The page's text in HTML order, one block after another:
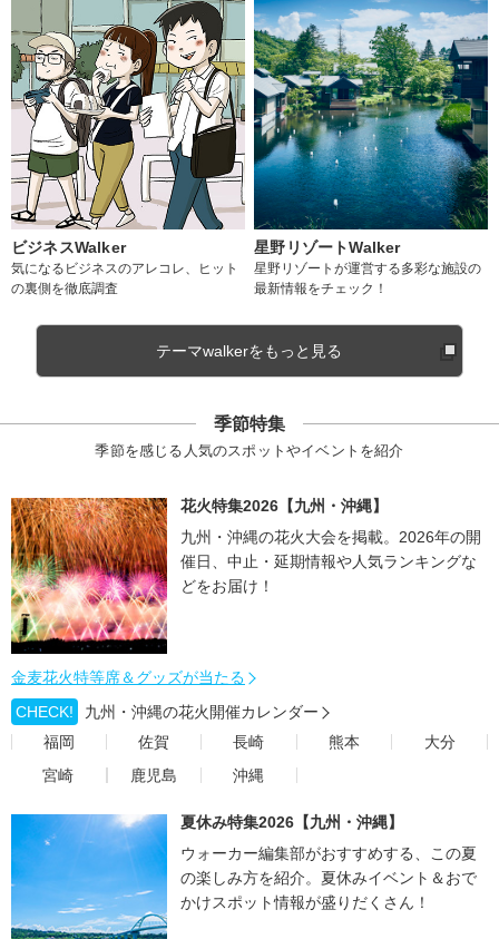
ビジネスWalker
気になるビジネスのアレコレ、ヒット
の裏側を徹底調査
星野リゾートWalker
星野リゾートが運営する多彩な施設の
最新情報をチェック！
テーマwalkerをもっと見る
季節特集
季節を感じる人気のスポットやイベントを紹介
花火特集2026【九州・沖縄】
九州・沖縄の花火大会を掲載。2026年の開
催日、中止・延期情報や人気ランキングな
どをお届け！
金麦花火特等席＆グッズが当たる
CHECK!
九州・沖縄の花火開催カレンダー
福岡
佐賀 長崎 熊本
大分
宮崎
鹿児島 沖縄
夏休み特集2026【九州・沖縄】
ウォーカー編集部がおすすめする、この夏
の楽しみ方を紹介。夏休みイベント＆おで
かけスポット情報が盛りだくさん！